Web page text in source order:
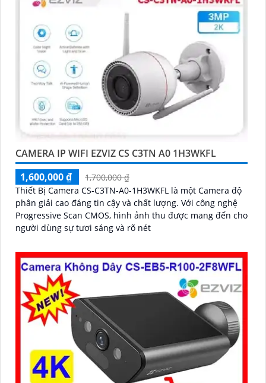
CAMERA IP WIFI EZVIZ CS C3TN A0 1H3WKFL
1,600,000 ₫
1,700,000 ₫
Thiết Bị Camera CS-C3TN-A0-1H3WKFL là một Camera độ
phân giải cao đáng tin cậy và chất lượng. Với công nghệ
Progressive Scan CMOS, hình ảnh thu được mang đến cho
người dùng sự tươi sáng và rõ nét